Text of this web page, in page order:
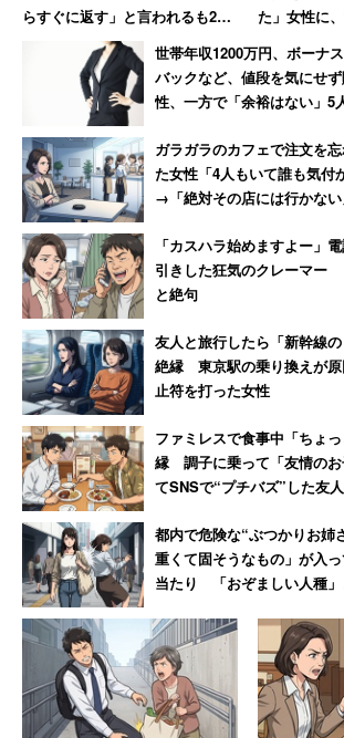
らすぐに返す」と言われるも20
年間踏み倒され続ける→絶縁
た」女性に
らあかん。
いから」
世帯年収1200万円、ボーナ
バックなど、値段を気にせ
性、一方で「余裕はない」5
ガラガラのカフェで注文を
た女性「4人もいて誰も気付
→「絶対その店には行かない
「カスハラ始めますよー」
引きした狂気のクレーマー
と絶句
友人と旅行したら「新幹線
絶縁 東京駅の乗り換えが原
止符を打った女性
ファミレスで食事中「ちょ
縁 調子に乗って「友情のお
てSNSで“プチバズ”した友
都内で危険な“ぶつかりお姉
重くて固そうなもの」が入
当たり 「おぞましい人種」